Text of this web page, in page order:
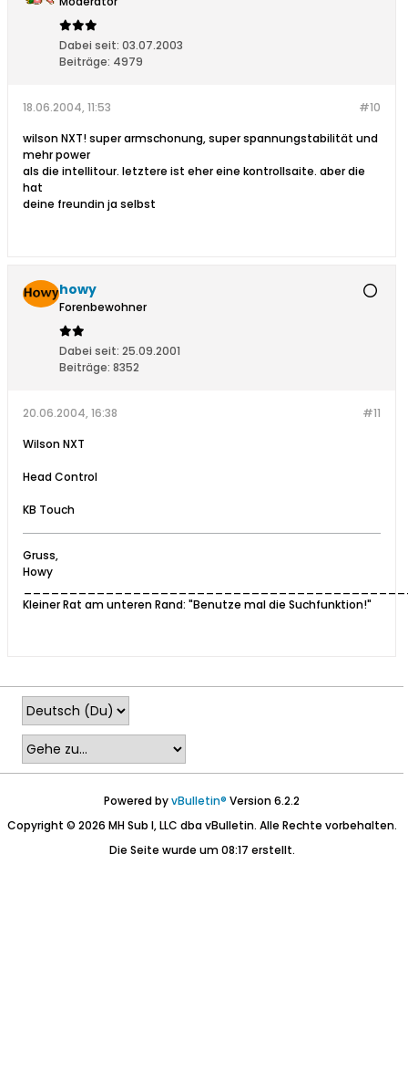
Dabei seit: 03.07.2003
Beiträge: 4979
#10
18.06.2004, 11:53
wilson NXT! super armschonung, super spannungstabilität und
mehr power
als die intellitour. letztere ist eher eine kontrollsaite. aber die
hat
deine freundin ja selbst
howy
Forenbewohner
Dabei seit: 25.09.2001
Beiträge: 8352
#11
20.06.2004, 16:38
Wilson NXT
Head Control
KB Touch
Gruss,
Howy
Kleiner Rat am unteren Rand: "Benutze mal die Suchfunktion!"
Powered byvBulletin® Version 6.2.2
Copyright © 2026 MH Sub I, LLC dba vBulletin. Alle Rechte vorbehalten.
Die Seite wurde um 08:17 erstellt.